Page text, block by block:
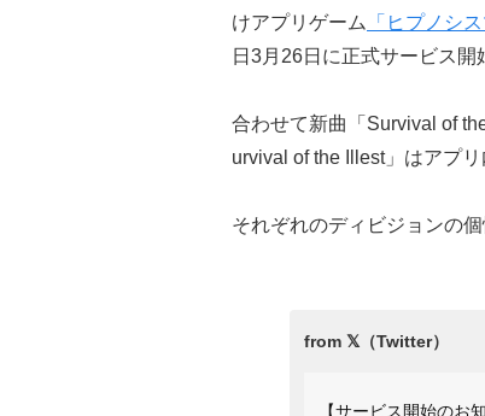
けアプリゲーム
「ヒプノシ
日3月26日に正式サービス開
合わせて新曲「Survival of
urvival of the Illest」はアプ
それぞれのディビジョンの
【サービス開始のお